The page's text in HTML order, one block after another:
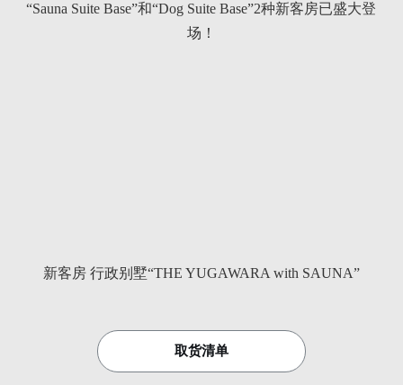
“Sauna Suite Base”和“Dog Suite Base”2种新客房已盛大登
场！
新客房 行政别墅“THE YUGAWARA with SAUNA”
取货清单